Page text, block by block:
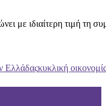
με ιδιαίτερη τιμή τη
Ελλάδαςκυκλική